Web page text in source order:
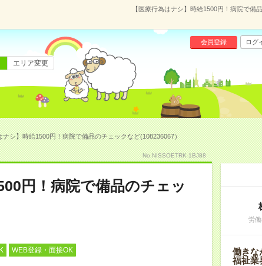
【医療行為はナシ】時給1500円！病院で備
会員登録 ログ
エリア変更
ナシ】時給1500円！病院で備品のチェックなど(108236067）
No.NISSOETRK-1BJ88
円！病院で備品のチェッ
WEB登録・面接OK
労
働きな
福祉業